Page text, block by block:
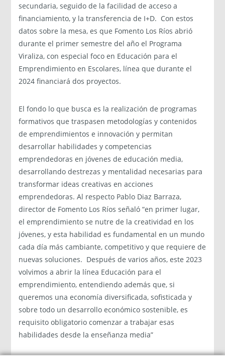
secundaria, seguido de la facilidad de acceso a
financiamiento, y la transferencia de I+D. Con estos
datos sobre la mesa, es que Fomento Los Ríos abrió
durante el primer semestre del año el Programa
Viraliza, con especial foco en Educación para el
Emprendimiento en Escolares, línea que durante el
2024 financiará dos proyectos.
El fondo lo que busca es la realización de programas
formativos que traspasen metodologías y contenidos
de emprendimientos e innovación y permitan
desarrollar habilidades y competencias
emprendedoras en jóvenes de educación media,
desarrollando destrezas y mentalidad necesarias para
transformar ideas creativas en acciones
emprendedoras. Al respecto Pablo Diaz Barraza,
director de Fomento Los Ríos señaló “en primer lugar,
el emprendimiento se nutre de la creatividad en los
jóvenes, y esta habilidad es fundamental en un mundo
cada día más cambiante, competitivo y que requiere de
nuevas soluciones. Después de varios años, este 2023
volvimos a abrir la línea Educación para el
emprendimiento, entendiendo además que, si
queremos una economía diversificada, sofisticada y
sobre todo un desarrollo económico sostenible, es
requisito obligatorio comenzar a trabajar esas
habilidades desde la enseñanza media”